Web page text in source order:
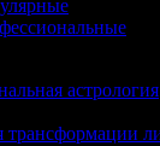
астрология
трансформации